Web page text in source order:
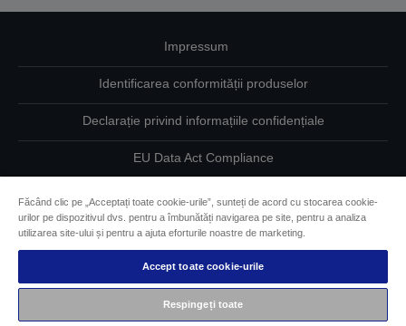
Impressum
Identificarea conformității produselor
Declarație privind informațiile confidențiale
EU Data Act Compliance
Informaţii despre modulele cookie
Angajamentul Epson pe linie de accesibilitate
Drepturi de autor © 2026 Seiko Epson
Făcând clic pe „Acceptați toate cookie-urile”, sunteți de acord cu stocarea cookie-
urilor pe dispozitivul dvs. pentru a îmbunătăți navigarea pe site, pentru a analiza
utilizarea site-ului și pentru a ajuta eforturile noastre de marketing.
Accept toate cookie-urile
Respingeți toate